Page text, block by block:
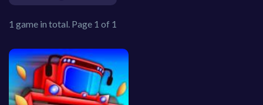
1 game in total. Page 1 of 1